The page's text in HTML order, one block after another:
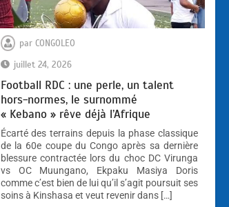
par CONGOLEO
juillet 24, 2026
Football RDC : une perle, un talent
hors-normes, le surnommé
« Kebano » rêve déjà l’Afrique
Écarté des terrains depuis la phase classique
de la 60e coupe du Congo après sa dernière
blessure contractée lors du choc DC Virunga
vs OC Muungano, Ekpaku Masiya Doris
comme c’est bien de lui qu’il s’agit poursuit ses
soins à Kinshasa et veut revenir dans […]